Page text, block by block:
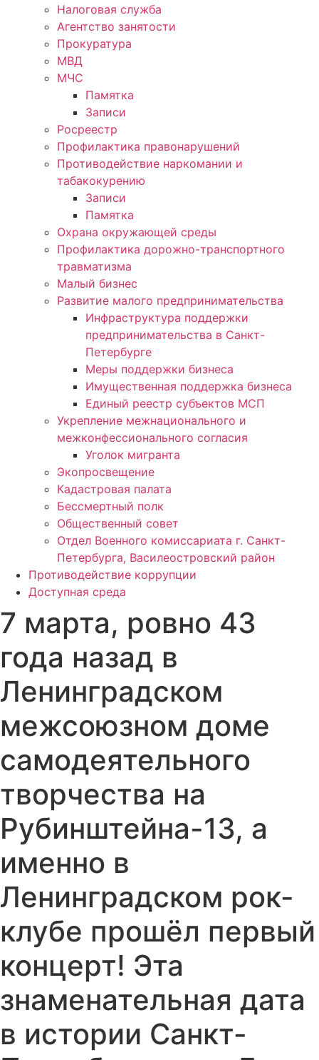
Налоговая служба
Агентство занятости
Прокуратура
МВД
МЧС
Памятка
Записи
Росреестр
Профилактика правонарушений
Противодействие наркомании и
табакокурению
Записи
Памятка
Охрана окружающей среды
Профилактика дорожно-транспортного
травматизма
Малый бизнес
Развитие малого предпринимательства
Инфраструктура поддержки
предпринимательства в Санкт-
Петербурге
Меры поддержки бизнеса
Имущественная поддержка бизнеса
Единый реестр субъектов МСП
Укрепление межнационального и
межконфессионального согласия
Уголок мигранта
Экопросвещение
Кадастровая палата
Бессмертный полк
Общественный совет
Отдел Военного комиссариата г. Санкт-
Петербурга, Василеостровский район
Противодействие коррупции
Доступная среда
7 марта, ровно 43
года назад в
Ленинградском
межсоюзном доме
самодеятельного
творчества на
Рубинштейна-13, а
именно в
Ленинградском рок-
клубе прошёл первый
концерт! Эта
знаменательная дата
в истории Санкт-